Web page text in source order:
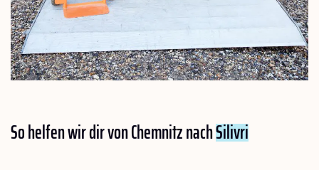
So helfen wir dir von Chemnitz nachSilivri